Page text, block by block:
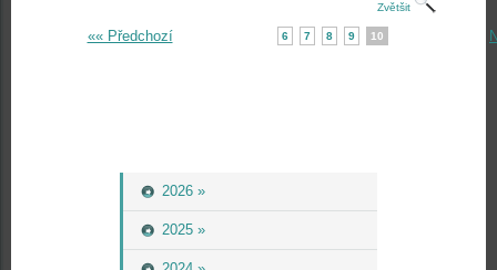
2026 »
2025 »
Zvětšit
«« Předchozí 6 7 8 9 10